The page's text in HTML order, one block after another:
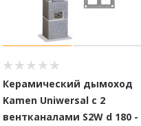
Керамический дымоход
Kamen Uniwersal с 2
вентканалами S2W d 180 -